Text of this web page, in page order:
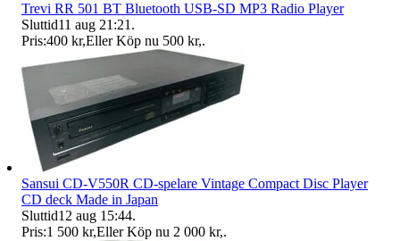
Trevi RR 501 BT Bluetooth USB-SD MP3 Radio Player
Sluttid11 aug 21:21 .
Pris:400 kr,Eller Köp nu 500 kr,.
Sansui CD-V550R CD-spelare Vintage Compact Disc Player
CD deck Made in Japan
Sluttid12 aug 15:44.
Pris:1 500 kr,Eller Köp nu 2 000 kr,.